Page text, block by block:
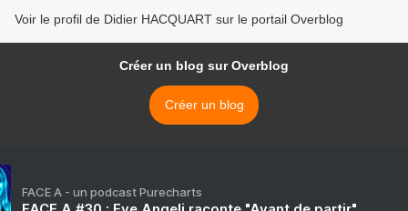
Voir le profil de Didier HACQUART sur le portail Overblog
Créer un blog sur Overblog
Créer un blog
FACE A - un podcast Purecharts